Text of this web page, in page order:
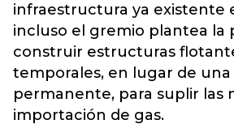
infraestructura ya existente
incluso el gremio plantea la
construir estructuras
temporales, en lugar de
permanente, para suplir las
importación de gas.